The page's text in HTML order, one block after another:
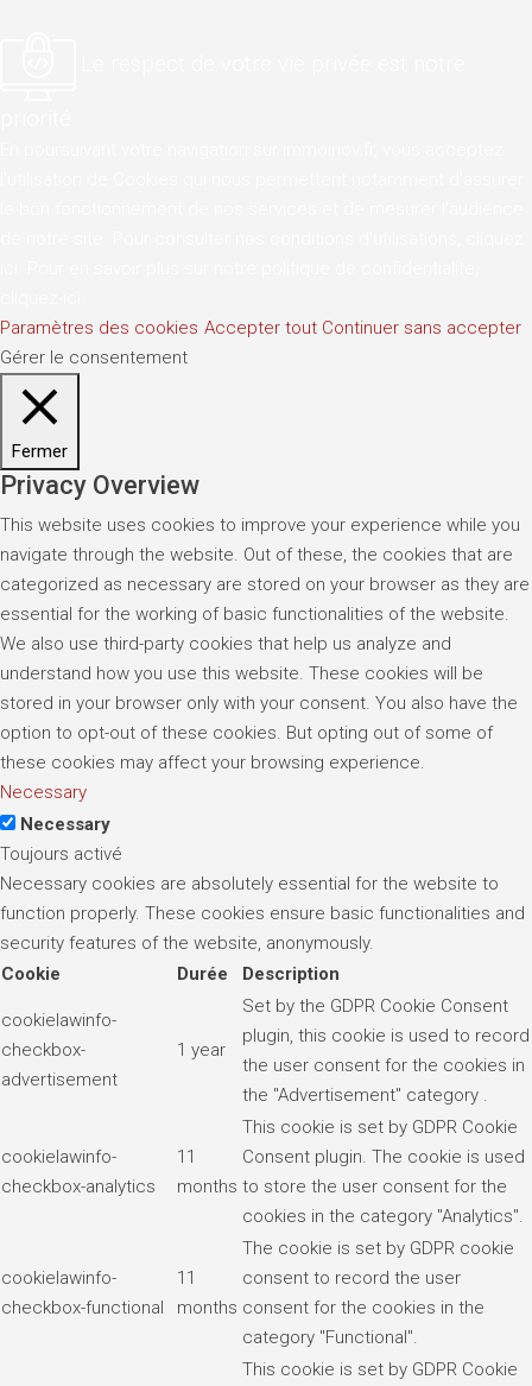
Paramètres des cookies Accepter tout Continuer sans accepter
Gérer le consentement
Fermer
Privacy Overview
This website uses cookies to improve your experience while you
navigate through the website. Out of these, the cookies that are
categorized as necessary are stored on your browser as they are
essential for the working of basic functionalities of the website.
We also use third-party cookies that help us analyze and
understand how you use this website. These cookies will be
stored in your browser only with your consent. You also have the
option to opt-out of these cookies. But opting out of some of
these cookies may affect your browsing experience.
Necessary
Necessary
Toujours activé
Necessary cookies are absolutely essential for the website to
function properly. These cookies ensure basic functionalities and
security features of the website, anonymously.
Cookie
Durée Description
cookielawinfo-
checkbox-
advertisement
1 year
Set by the GDPR Cookie Consent
plugin, this cookie is used to record
the user consent for the cookies in
the "Advertisement" category .
cookielawinfo-
checkbox-analytics
11
months
This cookie is set by GDPR Cookie
Consent plugin. The cookie is used
to store the user consent for the
cookies in the category "Analytics".
cookielawinfo-
checkbox-functional
11
months
The cookie is set by GDPR cookie
consent to record the user
consent for the cookies in the
category "Functional".
This cookie is set by GDPR Cookie